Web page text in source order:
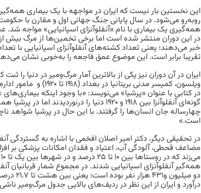
این نخستین بار نیست که ایران در مواجهه با یک بیماری
روبه‌رو می‌شود. در سال پایانی جنگ جهانی اول و مقارن با
همه‌گیری یک بیماری با نام «آنفلوآنزای اسپانیایی» مواجه
خبر می‌دهند؛ یعنی تعداد کشته‌های آنفلوآنزای اسپانیایی با
تقریبا برابر است. این موضوع عمق فاجعه را به‌خوبی نشان
ایران در آن دوران نیز یکی از بالاترین آمار مرگ‌ومیر در دنیا را
ویلسون، کمیسر مدنی
در کتابی با عنوان «پرشیا» می‌نویسد: «با وجود اینکه
گونه‌ای آنفلوآنزا بین ۱۹۱۸ و ۱۹۲۰ دنیا را
چهارساله جان انسان‌ها را گرفتند. با این حال در پرشیا شواهد
است.»
در تحقیقی دیگر، دکتر امیر اصلان افخمی با اشاره به گستردگی
مضاعف قحطی، آلودگی آب، اعتیاد و فقدان امکانات پزشکی بر
دو
درآورد و ایران از این نظر در ردیف‌های بالایی جدول مرگ‌ومیر